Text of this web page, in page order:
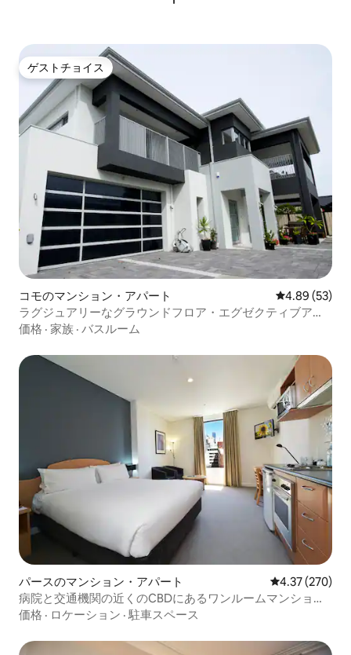
ゲストチョイス
ゲストチョイス
コモのマンション・アパート レビュー53
4.89 (53)
ラグジュアリーなグラウンドフロア・エグゼクティブアパ
ートメント・サウスパース
価格 · 家族 · バスルーム
パースのマンション・アパート レビュー270
4.37 (270)
病院と交通機関の近くのCBDにあるワンルームマンショ
ン・アパート
価格 · ロケーション ·駐車スペース